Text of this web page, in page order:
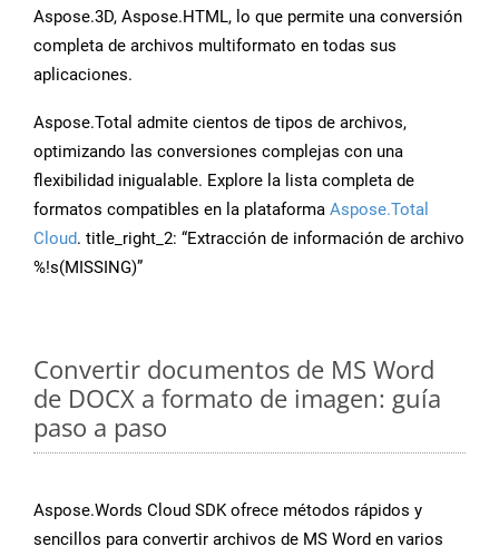
Aspose.3D, Aspose.HTML, lo que permite una conversión
completa de archivos multiformato en todas sus
aplicaciones.
Aspose.Total admite cientos de tipos de archivos,
optimizando las conversiones complejas con una
flexibilidad inigualable. Explore la lista completa de
formatos compatibles en la plataforma Aspose.Total
Cloud. title_right_2: “Extracción de información de archivo
%!s(MISSING)”
Convertir documentos de MS Word
de DOCX a formato de imagen: guía
paso a paso
Aspose.Words Cloud SDK ofrece métodos rápidos y
sencillos para convertir archivos de MS Word en varios